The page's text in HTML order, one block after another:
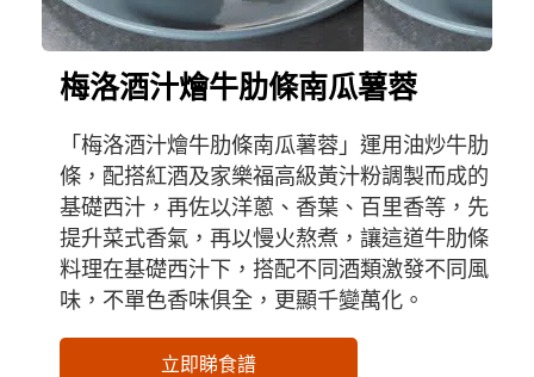
梅洛酒汁燴牛肋條南瓜薯蓉
「梅洛酒汁燴牛肋條南瓜薯蓉」運用油炒牛肋
條，配搭紅酒及家樂福高級黃汁粉調製而成的
基礎西汁，再佐以洋蔥、香葉、百里香等，先
提升菜式香氣，再以慢火熬煮，讓這道牛肋條
料理在基礎西汁下，搭配不同酒類激發不同風
味，不單色香味俱全，更顯千變萬化。
立即睇食譜